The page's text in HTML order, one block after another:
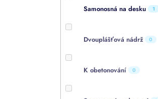
Samonosná na desku 1
Dvouplášťová nádrž 0
K obetonování 0